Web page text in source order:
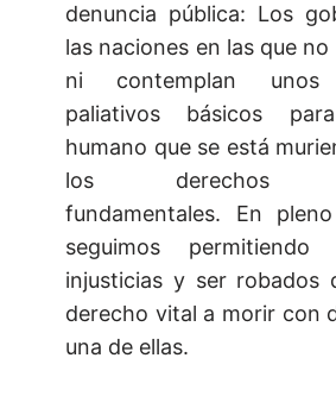
denuncia pública: Los
las naciones en las que
ni contemplan unos
paliativos básicos
humano que se está
los derechos
fundamentales. En
seguimos
injusticias y ser robados
derecho vital a morir con
una de ellas.